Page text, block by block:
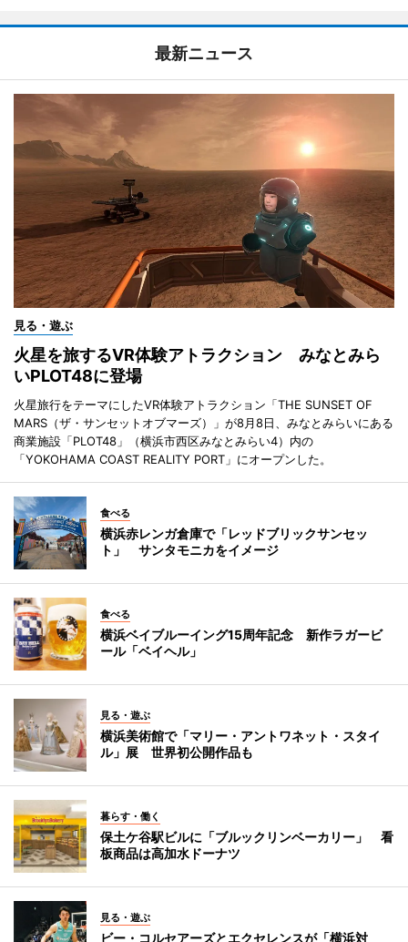
最新ニュース
見る・遊ぶ
火星を旅するVR体験アトラクション みなとみら
いPLOT48に登場
火星旅行をテーマにしたVR体験アトラクション「THE SUNSET OF
MARS（ザ・サンセットオブマーズ）」が8月8日、みなとみらいにある
商業施設「PLOT48」（横浜市西区みなとみらい4）内の
「YOKOHAMA COAST REALITY PORT」にオープンした。
食べる
横浜赤レンガ倉庫で「レッドブリックサンセッ
ト」 サンタモニカをイメージ
食べる
横浜ベイブルーイング15周年記念 新作ラガービ
ール「ベイヘル」
見る・遊ぶ
横浜美術館で「マリー・アントワネット・スタイ
ル」展 世界初公開作品も
暮らす・働く
保土ケ谷駅ビルに「ブルックリンベーカリー」 看
板商品は高加水ドーナツ
見る・遊ぶ
ビー・コルセアーズとエクセレンスが「横浜対